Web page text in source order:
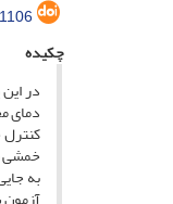
چکیده
در